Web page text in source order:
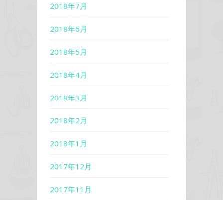
2018年7月
2018年6月
2018年5月
2018年4月
2018年3月
2018年2月
2018年1月
2017年12月
2017年11月